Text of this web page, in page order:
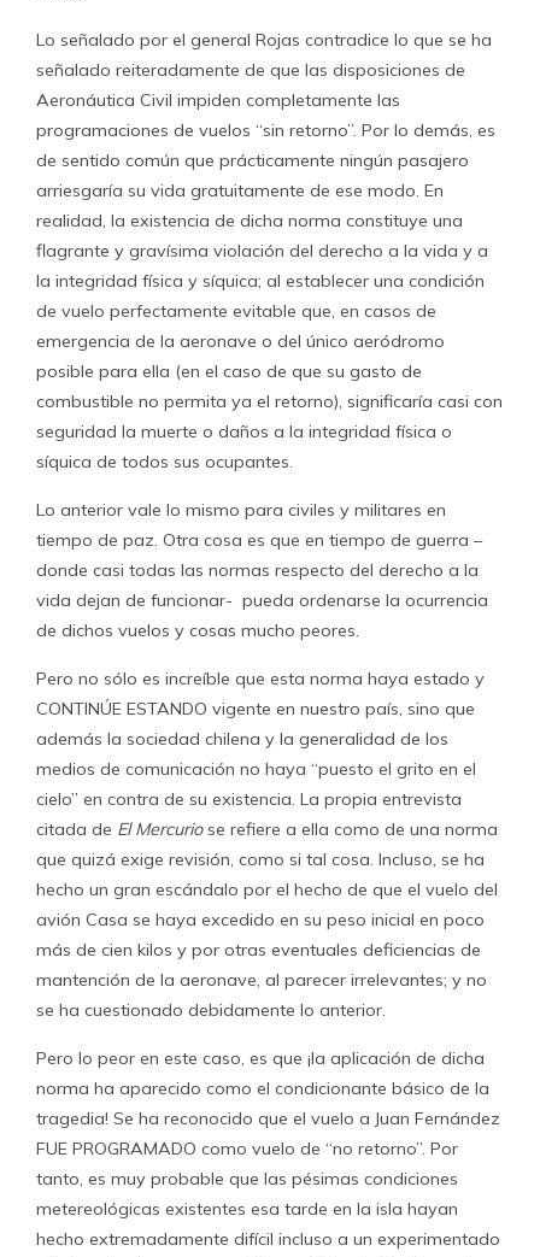
Lo señalado por el general Rojas contradice lo que se ha
señalado reiteradamente de que las disposiciones de
Aeronáutica Civil impiden completamente las
programaciones de vuelos “sin retorno”. Por lo demás, es
de sentido común que prácticamente ningún pasajero
arriesgaría su vida gratuitamente de ese modo. En
realidad, la existencia de dicha norma constituye una
flagrante y gravísima violación del derecho a la vida y a
la integridad física y síquica; al establecer una condición
de vuelo perfectamente evitable que, en casos de
emergencia de la aeronave o del único aeródromo
posible para ella (en el caso de que su gasto de
combustible no permita ya el retorno), significaría casi con
seguridad la muerte o daños a la integridad física o
síquica de todos sus ocupantes.
Lo anterior vale lo mismo para civiles y militares en
tiempo de paz. Otra cosa es que en tiempo de guerra –
donde casi todas las normas respecto del derecho a la
vida dejan de funcionar- pueda ordenarse la ocurrencia
de dichos vuelos y cosas mucho peores.
Pero no sólo es increíble que esta norma haya estado y
CONTINÚE ESTANDO vigente en nuestro país, sino que
además la sociedad chilena y la generalidad de los
medios de comunicación no haya “puesto el grito en el
cielo” en contra de su existencia. La propia entrevista
citada de El Mercurio se refiere a ella como de una norma
que quizá exige revisión, como si tal cosa. Incluso, se ha
hecho un gran escándalo por el hecho de que el vuelo del
avión Casa se haya excedido en su peso inicial en poco
más de cien kilos y por otras eventuales deficiencias de
mantención de la aeronave, al parecer irrelevantes; y no
se ha cuestionado debidamente lo anterior.
Pero lo peor en este caso, es que ¡la aplicación de dicha
norma ha aparecido como el condicionante básico de la
tragedia! Se ha reconocido que el vuelo a Juan Fernández
FUE PROGRAMADO como vuelo de “no retorno”. Por
tanto, es muy probable que las pésimas condiciones
metereológicas existentes esa tarde en la isla hayan
hecho extremadamente difícil incluso a un experimentado